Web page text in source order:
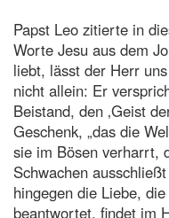
Papst Leo zitierte in
Worte Jesu aus dem
liebt, lässt der Herr
nicht allein: Er
Beistand, den ‚Geist
Geschenk, „das die
sie im Bösen verharrt,
Schwachen
hingegen die Liebe,
beantwortet, findet im